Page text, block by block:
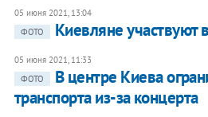
05 июня 2021, 13:04
ФОТО
Киевляне участвуют
05 июня 2021, 11:33
ФОТО
В центре Киева
транспорта из-за концерта